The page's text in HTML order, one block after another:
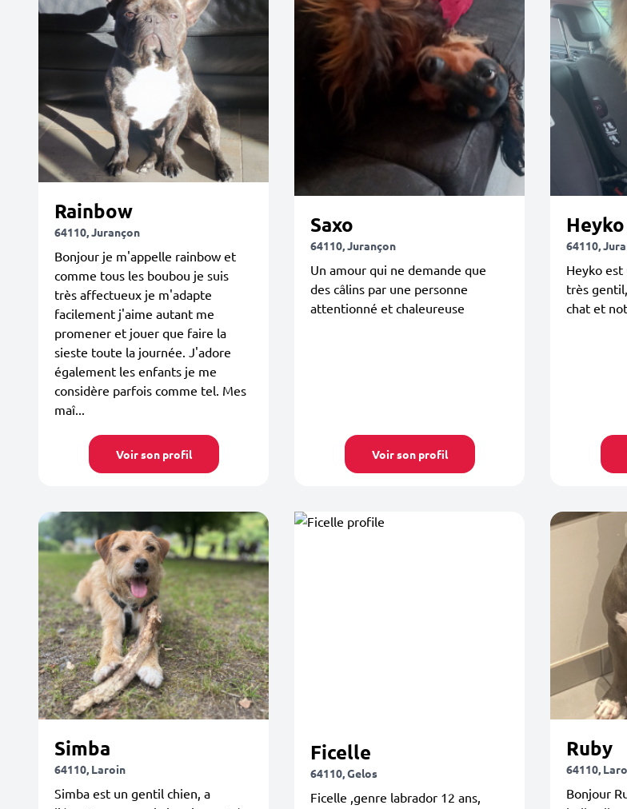
Rainbow
64110, Jurançon
Bonjour je m'appelle rainbow et
comme tous les boubou je suis
très affectueux je m'adapte
facilement j'aime autant me
promener et jouer que faire la
sieste toute la journée. J'adore
également les enfants je me
considère parfois comme tel. Mes
maî...
Voir son profil
Saxo
64110, Jurançon
Un amour qui ne demande que
des câlins par une personne
attentionné et chaleureuse
Voir son profil
Heyko
64110,
Heyko est
très
chat et
Simba
64110, Laroin
Simba est un gentil chien, a
Ficelle
64110, Gelos
Ficelle ,genre labrador 12 ans,
Ruby
64110,
Bonjour